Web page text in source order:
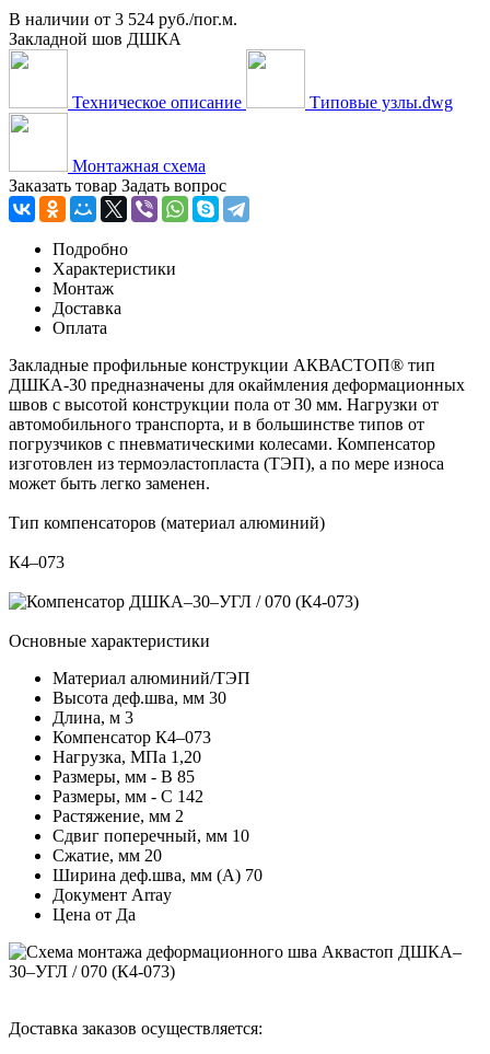
В наличии от 3 524 руб./пог.м.
Закладной шов ДШКА
Техническое описание Типовые узлы.dwg
Монтажная схема
Заказать товар Задать вопрос
Подробно
Характеристики
Монтаж
Доставка
Оплата
Закладные профильные конструкции АКВАСТОП® тип
ДШКА-30 предназначены для окаймления деформационных
швов с высотой конструкции пола от 30 мм. Нагрузки от
автомобильного транспорта, и в большинстве типов от
погрузчиков с пневматическими колесами. Компенсатор
изготовлен из термоэластопласта (ТЭП), а по мере износа
может быть легко заменен.
Тип компенсаторов (материал алюминий)
К4–073
Основные характеристики
Материал алюминий/ТЭП
Высота деф.шва, мм 30
Длина, м 3
Компенсатор К4–073
Нагрузка, МПа 1,20
Размеры, мм - В 85
Размеры, мм - С 142
Растяжение, мм 2
Сдвиг поперечный, мм 10
Сжатие, мм 20
Ширина деф.шва, мм (А) 70
Документ Array
Цена от Да
Доставка заказов осуществляется: